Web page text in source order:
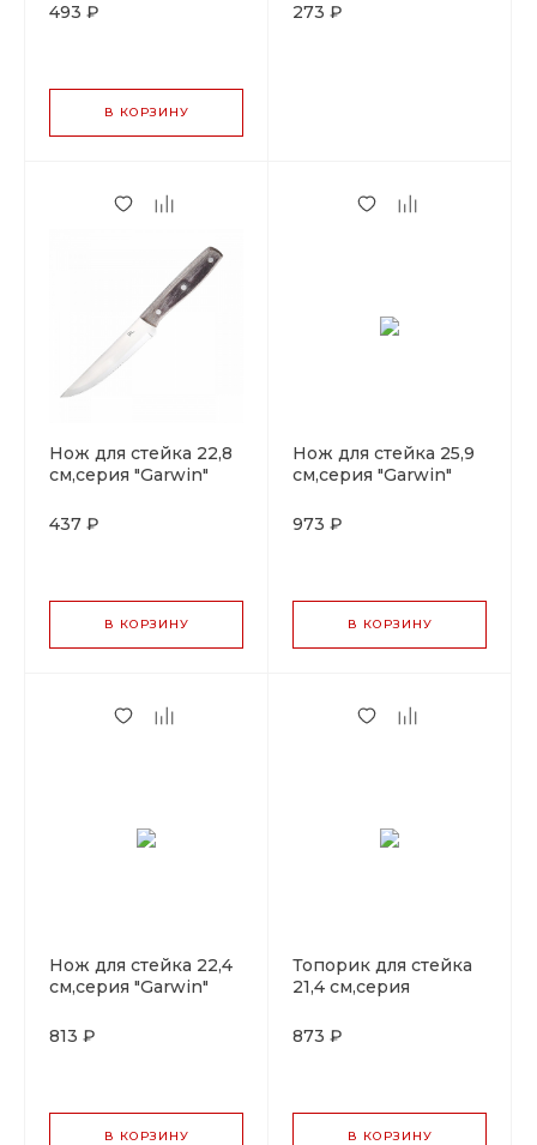
493 ₽
В КОРЗИНУ
273 ₽
Нож для стейка 22,8
см,серия "Garwin"
437 ₽
В КОРЗИНУ
Нож для стейка 25,9
см,серия "Garwin"
973 ₽
В КОРЗИНУ
Нож для стейка 22,4
см,серия "Garwin"
813 ₽
В КОРЗИНУ
Топорик для стейка
21,4 см,серия
ProffCuisine
873 ₽
В КОРЗИНУ